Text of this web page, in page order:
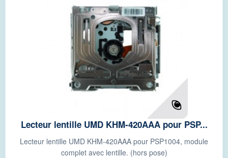
Lecteur lentille UMD KHM-420AAA pour PSP...
Lecteur lentille UMD KHM-420AAA pour PSP1004, module
complet avec lentille. (hors pose)